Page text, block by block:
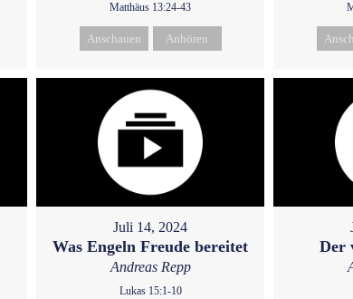
Matthäus 13:24-43
Anschauen Anhören
Juli 14, 2024
Was Engeln Freude bereitet
Andreas Repp
Lukas 15:1-10
Der